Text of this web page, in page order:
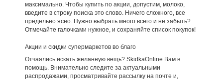
максимально. Чтобы купить по акции, допустим, молоко,
введите в строку поиска это слово. Ничего сложного, все
предельно ясно. Нужно выбрать много всего и не забыть?
Отмечайте галочками нужное, и сохраняйте список покупок!
Акции и скидки супермаркетов во благо
Отчаялись искать желанную вещь? SkidkaOnline Вам в
помощь. Внимательно следите за актуальными
распродажами, просматривайте рассылку на почте и,